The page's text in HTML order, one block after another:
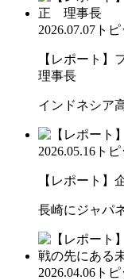
2026.07.07 ト
【レポート
理事長
インドネシア
2026.05.16 ト
【レポート】
長崎にジャパ
2026.04.06 ト